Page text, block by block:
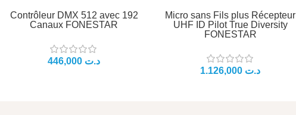
Contrôleur DMX 512 avec 192
Canaux FONESTAR
د.ت
Micro sans Fils plus Récepteur
UHF ID Pilot True Diversity
FONESTAR
د.ت